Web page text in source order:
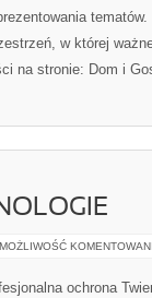
w której
na stronie: Dom i
MOŻLIWOŚĆ
ochrona